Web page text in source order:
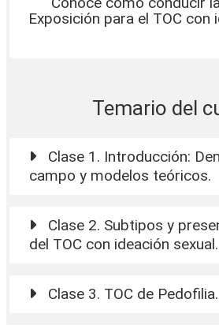
Exposición para el TOC con
Temario del
Clase 1. Introducción:
campo y modelos teóricos.
Clase 2. Subtipos y
del TOC con ideación sexual.
Clase 3. TOC de Pedofilia.